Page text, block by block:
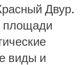
Двур.
площади
виды и